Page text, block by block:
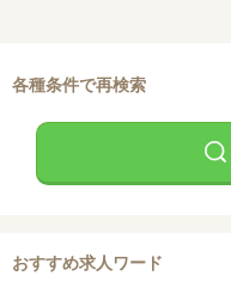
各種条件で再検索
おすすめ求人ワード